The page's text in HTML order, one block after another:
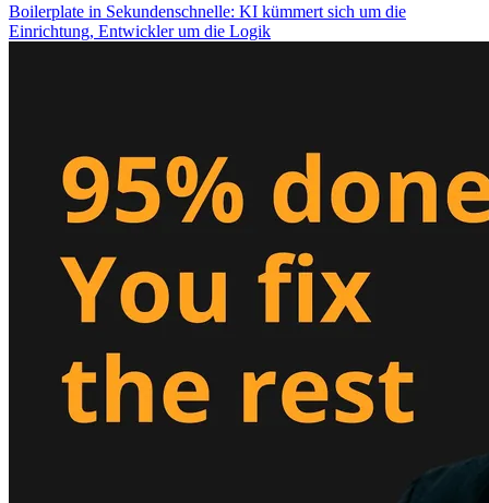
Boilerplate in Sekundenschnelle: KI kümmert sich um die
Einrichtung, Entwickler um die Logik